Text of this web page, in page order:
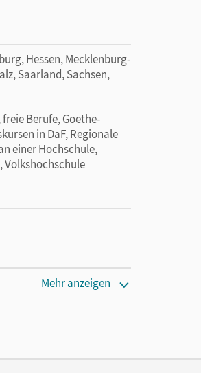
Hessen, Mecklenburg-
Saarland, Sachsen,
Berufe, Goethe-
in DaF, Regionale
einer Hochschule,
Mehr anzeigen